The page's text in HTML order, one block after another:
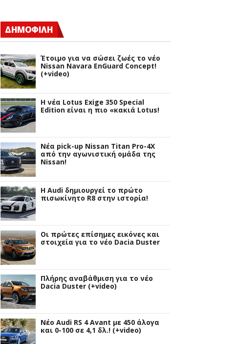
ΔΗΜΟΦΙΛΗ
Έτοιμο για να σώσει ζωές το νέο
Nissan Navara EnGuard Concept!
(+video)
H νέα Lotus Exige 350 Special
Edition είναι η πιο «κακιά Lotus!
Νέα pick-up Nissan Titan Pro-4X
από την αγωνιστική ομάδα της
Nissan!
Η Audi δημιουργεί το πρώτο
πισωκίνητο R8 στην ιστορία!
Οι πρώτες επίσημες εικόνες και
στοιχεία για το νέο Dacia Duster
Πλήρης αναβάθμιση για το νέο
Dacia Duster (+video)
Νέο Audi RS 4 Avant με 450 άλογα
και 0-100 σε 4,1 δλ.! (+video)